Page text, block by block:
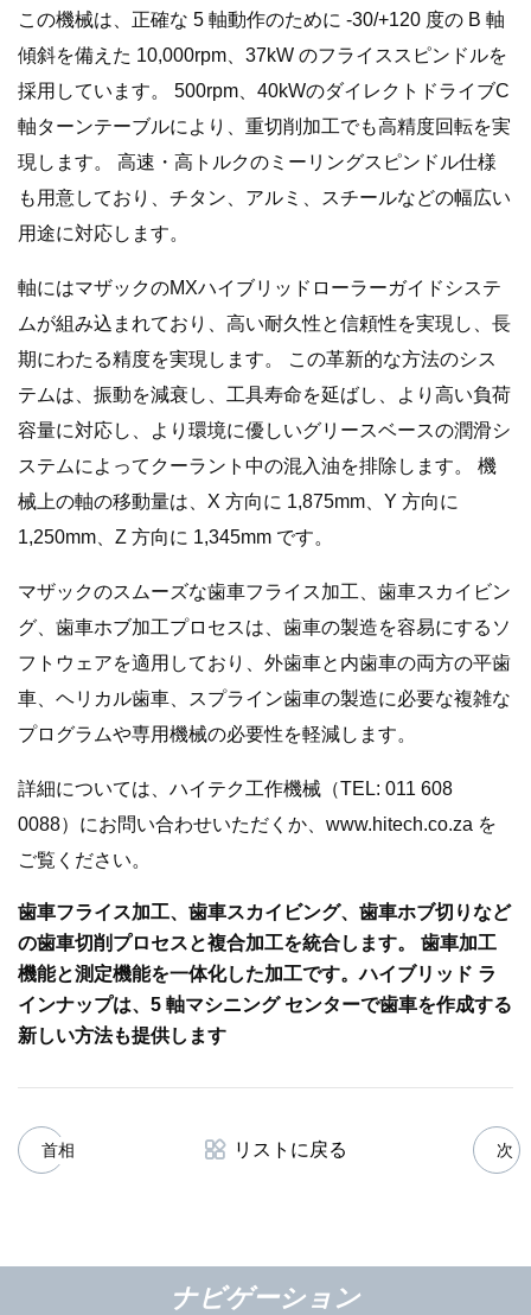
この機械は、正確な 5 軸動作のために -30/+120 度の B 軸
傾斜を備えた 10,000rpm、37kW のフライススピンドルを
採用しています。 500rpm、40kWのダイレクトドライブC
軸ターンテーブルにより、重切削加工でも高精度回転を実
現します。 高速・高トルクのミーリングスピンドル仕様
も用意しており、チタン、アルミ、スチールなどの幅広い
用途に対応します。
軸にはマザックのMXハイブリッドローラーガイドシステ
ムが組み込まれており、高い耐久性と信頼性を実現し、長
期にわたる精度を実現します。 この革新的な方法のシス
テムは、振動を減衰し、工具寿命を延ばし、より高い負荷
容量に対応し、より環境に優しいグリースベースの潤滑シ
ステムによってクーラント中の混入油を排除します。 機
械上の軸の移動量は、X 方向に 1,875mm、Y 方向に
1,250mm、Z 方向に 1,345mm です。
マザックのスムーズな歯車フライス加工、歯車スカイビン
グ、​​歯車ホブ加工プロセスは、歯車の製造を容易にするソ
フトウェアを適用しており、外歯車と内歯車の両方の平歯
車、ヘリカル歯車、スプライン歯車の製造に必要な複雑な
プログラムや専用機械の必要性を軽減します。
詳細については、ハイテク工作機械（TEL: 011 608
0088）にお問い合わせいただくか、www.hitech.co.za を
ご覧ください。
歯車フライス加工、歯車スカイビング、​​歯車ホブ切りなど
の歯車切削プロセスと複合加工を統合します。 歯車加工
機能と測定機能を一体化した加工です。ハイブリッド ラ
インナップは、5 軸マシニング センターで歯車を作成する
新しい方法も提供します
首相 リストに戻る 次
ナビゲーション